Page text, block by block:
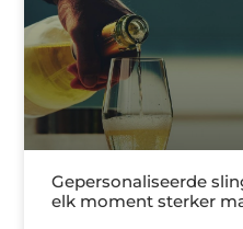
Gepersonaliseerde
elk moment sterker